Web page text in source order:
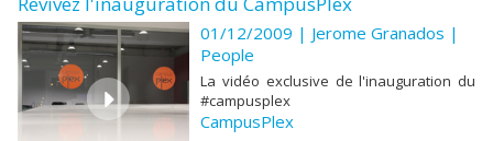
01/12/2009 | Jerome Granados |
People
La vidéo exclusive de l'inauguration du
#campusplex
CampusPlex